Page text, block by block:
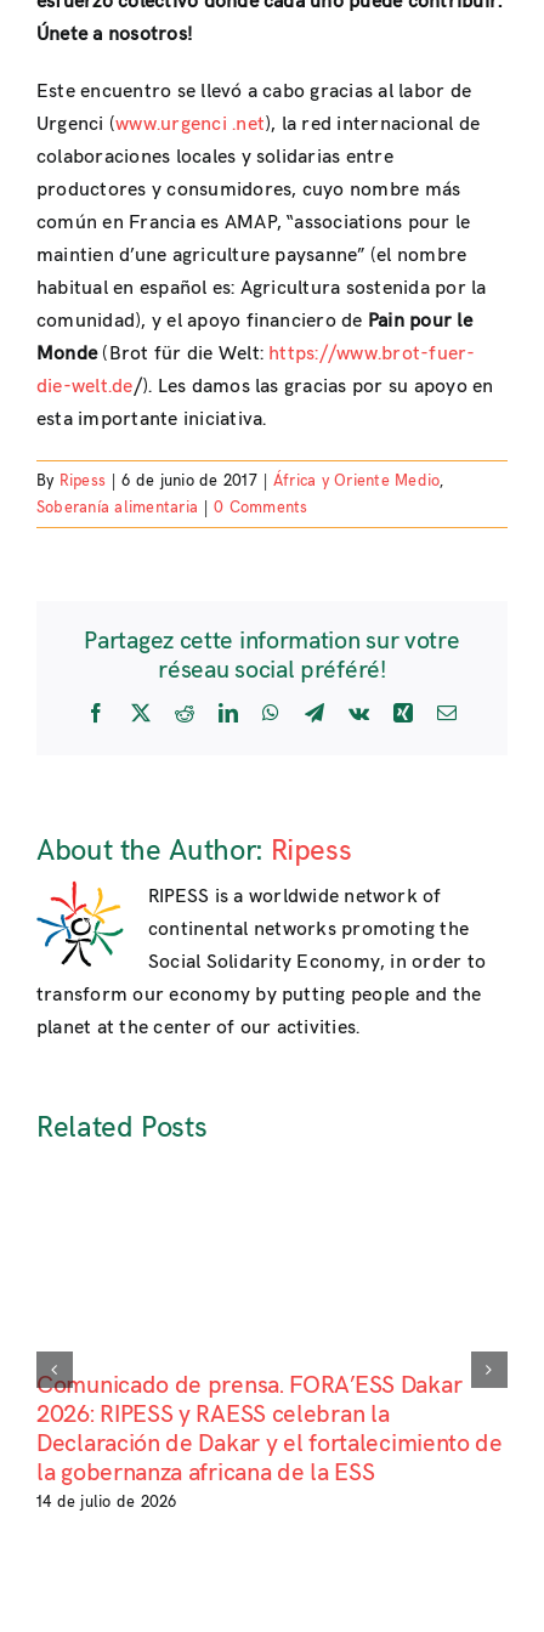
Únete a nosotros!
Este encuentro se llevó a cabo gracias al labor de
Urgenci (www.urgenci .net), la red internacional de
colaboraciones locales y solidarias entre
productores y consumidores, cuyo nombre más
común en Francia es AMAP, “associations pour le
maintien d’une agriculture paysanne” (el nombre
habitual en español es: Agricultura sostenida por la
comunidad), y el apoyo financiero de Pain pour le
Monde(Brot für die Welt: https://www.brot-fuer-
die-welt.de/). Les damos las gracias por su apoyo en
esta importante iniciativa.
By Ripess 6 de junio de 2017 África y Oriente Medio,
Soberanía alimentaria
0 Comments
Partagez cette information sur votre
réseau social préféré!
Facebook
X RedditLinkedInWhatsApp
Telegram
Vk Xing Email
About the Author: Ripess
RIPESS is a worldwide network of
continental networks promoting the
Social Solidarity Economy, in order to
transform our economy by putting people and the
planet at the center of our activities.
Related Posts
Comunicado de prensa. FORA’ESS Dakar
2026: RIPESS y RAESS celebran la
Declaración de Dakar y el fortalecimiento de
la gobernanza africana de la ESS
14 de julio de 2026